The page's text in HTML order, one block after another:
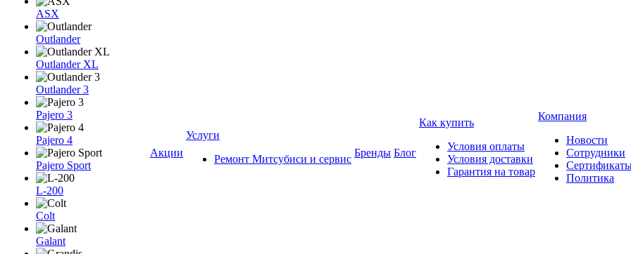
ASX
Outlander
Outlander XL
Outlander 3
Pajero 3
Pajero 4
Pajero Sport
L-200
Colt
Galant
Акции
Услуги
Ремонт Митсубиси и сервис
Бренды Блог
Как купить
Условия оплаты
Условия доставки
Гарантия на товар
Компания
Новости
Сотрудники
Политика